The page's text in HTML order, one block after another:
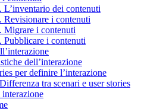
L’inventario dei contenuti
Revisionare i contenuti
Migrare i contenuti
Pubblicare i contenuti
dell’interazione
per definire l’interazione
tra scenari e user stories